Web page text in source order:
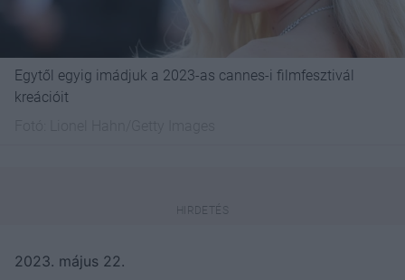
Egytől egyig imádjuk a 2023-as cannes-i filmfesztivál
kreációit
2023. május 22.